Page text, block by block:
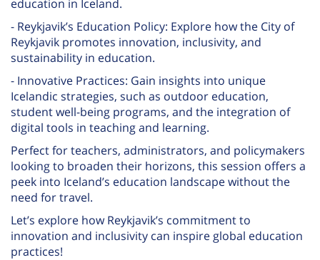
education in Iceland.
- Reykjavik’s Education Policy: Explore how the City of
Reykjavik promotes innovation, inclusivity, and
sustainability in education.
- Innovative Practices: Gain insights into unique
Icelandic strategies, such as outdoor education,
student well-being programs, and the integration of
digital tools in teaching and learning.
Perfect for teachers, administrators, and policymakers
looking to broaden their horizons, this session offers a
peek into Iceland’s education landscape without the
need for travel.
Let’s explore how Reykjavik’s commitment to
innovation and inclusivity can inspire global education
practices!